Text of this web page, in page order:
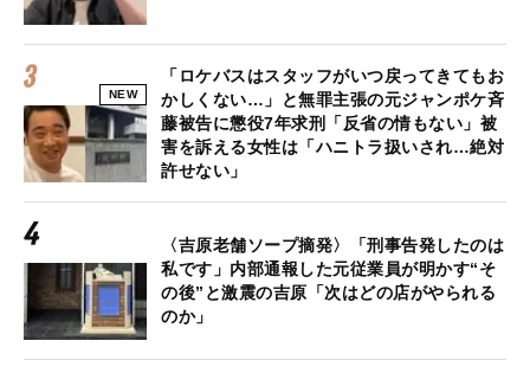
NEW
「ロケバスはスタッフがいつ戻ってきてもお
かしくない…」と無罪主張の元ジャンポケ斉
藤被告に懲役7年求刑「反省の情もない」被
害を訴える女性は「ハニトラ扱いされ…絶対
許せない」
〈吉原老舗ソープ摘発〉「刑事告発したのは
私です」内部通報した元従業員が明かす“そ
の後”と激震の吉原「次はどの店がやられる
のか」